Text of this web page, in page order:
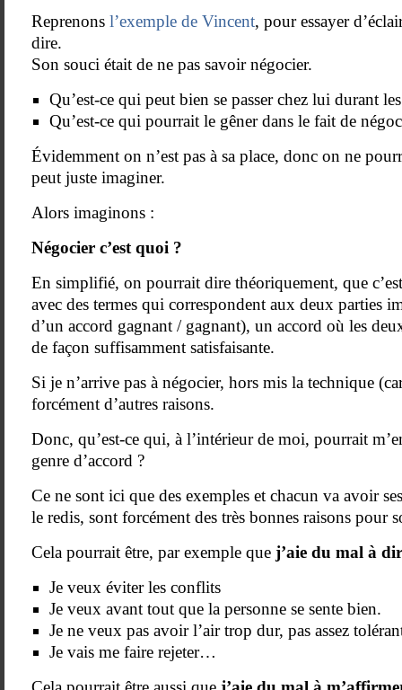
Reprenons l’exemple de Vincent, pour essayer
dire.
Son souci était de ne pas savoir négocier.
Qu’est-ce qui peut bien se passer chez lui durant
Qu’est-ce qui pourrait le gêner dans le fait de
Évidemment on n’est pas à sa place, donc on ne
peut juste imaginer.
Alors imaginons :
Négocier c’est quoi ?
En simplifié, on pourrait dire théoriquement, que
avec des termes qui correspondent aux deux parties
d’un accord gagnant / gagnant), un accord où les
de façon suffisamment satisfaisante.
Si je n’arrive pas à négocier, hors mis la technique
forcément d’autres raisons.
Donc, qu’est-ce qui, à l’intérieur de moi, pourrait
genre d’accord ?
Ce ne sont ici que des exemples et chacun va avoir
le redis, sont forcément des très bonnes raisons pour
Cela pourrait être, par exemple que j’aie du mal à
Je veux éviter les conflits
Je veux avant tout que la personne se sente bien.
Je ne veux pas avoir l’air trop dur, pas assez
Je vais me faire rejeter…